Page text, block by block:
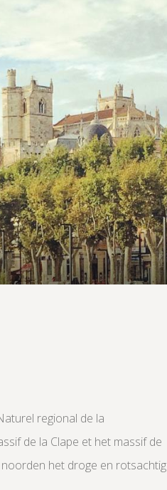
regional de la
de la Clape et het massif de
het droge en rotsachtig